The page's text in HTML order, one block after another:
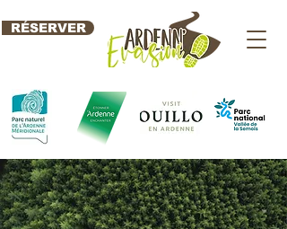
RÉSERVER